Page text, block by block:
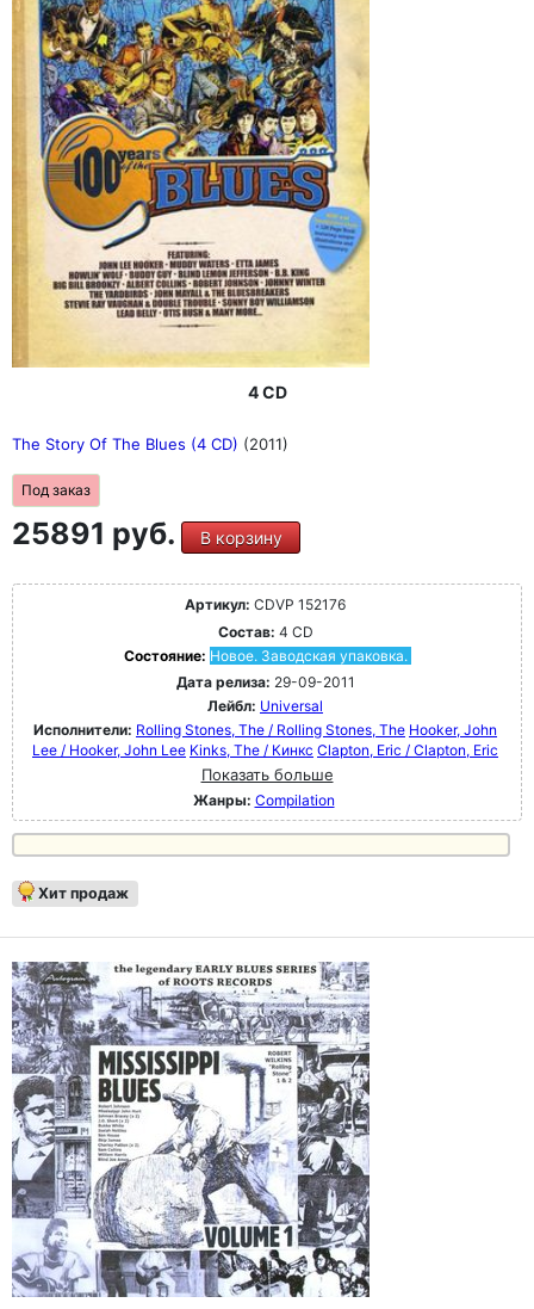
4 CD
The Story Of The Blues (4 CD) (2011)
Под заказ
25891 руб. В корзину
Артикул: CDVP 152176
Состав: 4 CD
Состояние: Новое. Заводская упаковка.
Дата релиза: 29-09-2011
Лейбл: Universal
Исполнители: Rolling Stones, The / Rolling Stones, The Hooker, John
Lee / Hooker, John Lee Kinks, The / Кинкс Clapton, Eric / Clapton, Eric
Показать больше
Жанры: Compilation
Хит продаж